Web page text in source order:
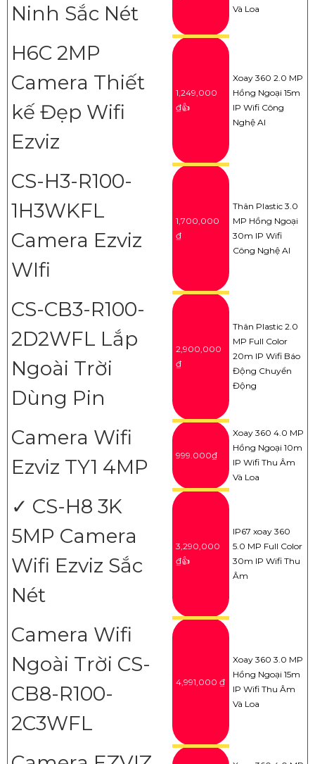
Ninh Sắc Nét
Và Loa
H6C 2MP
Camera Thiết
kế Đẹp Wifi
Ezviz
1,249,000
₫👍
Xoay 360 2.0 MP
Hồng Ngoại 15m
IP Wifi Công
Nghệ AI
CS-H3-R100-
1H3WKFL
Camera Ezviz
WIfi
1,700,000
₫
Thân Plastic 3.0
MP Hồng Ngoại
30m IP Wifi
Công Nghệ AI
CS-CB3-R100-
2D2WFL Lắp
Ngoài Trời
Dùng Pin
2,900,000
₫
Thân Plastic 2.0
MP Full Color
20m IP Wifi Báo
Động Chuyển
Động
Camera Wifi
Ezviz TY1 4MP
999.000₫
Xoay 360 4.0 MP
Hồng Ngoại 10m
IP Wifi Thu Âm
Và Loa
✓ CS-H8 3K
5MP Camera
Wifi Ezviz Sắc
Nét
3,290,000
₫👍
IP67 xoay 360
5.0 MP Full Color
30m IP Wifi Thu
Âm
Camera Wifi
Ngoài Trời CS-
CB8-R100-
2C3WFL
4,991,000 ₫
Xoay 360 3.0 MP
Hồng Ngoại 15m
IP Wifi Thu Âm
Và Loa